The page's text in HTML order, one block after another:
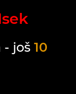
sek
još 10